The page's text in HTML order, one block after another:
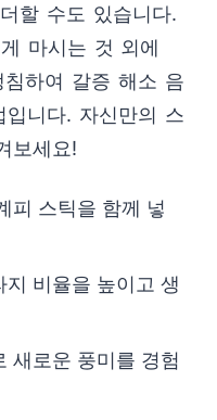
할 수도 있습니다.
마시는 것 외에
하여 갈증 해소 음
니다. 자신만의 스
보세요!
피 스틱을 함께 넣
비율을 높이고 생
새로운 풍미를 경험